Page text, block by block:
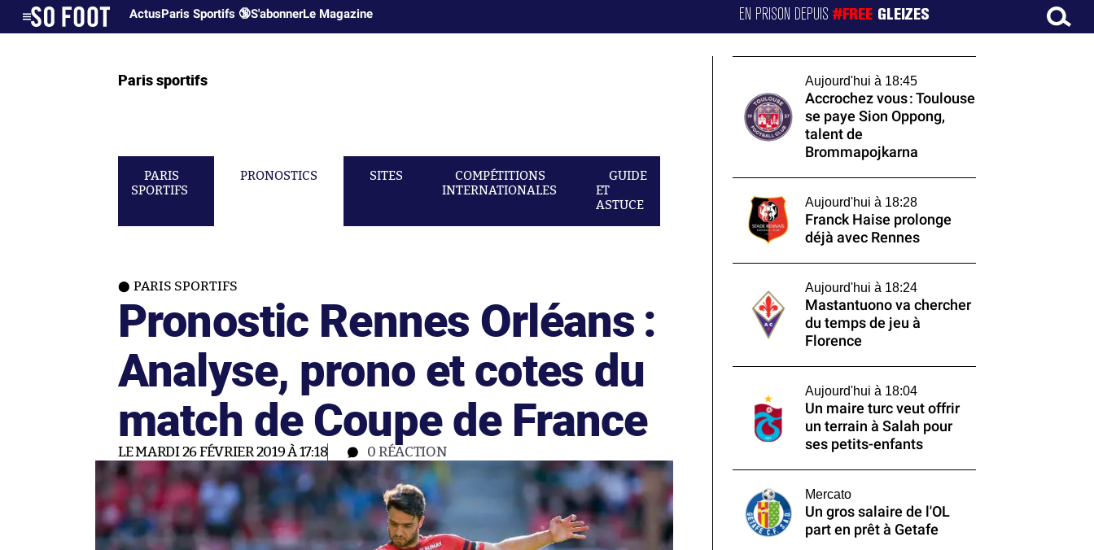
ActusParis Sportifs 🔞S'abonnerLe Magazine EN PRISON DEPUIS#FREE GLEIZES
Paris sportifs
PARIS
SPORTIFS
PRONOSTICS SITES
COMPÉTITIONS
INTERNATIONALES
GUIDE
ET
ASTUCE
PARIS SPORTIFS
Pronostic Rennes Orléans :
Analyse, prono et cotes du
match de Coupe de France
LE MARDI 26 FÉVRIER 2019 À 17:18 0 RÉACTION
Aujourd'hui à 18:45
Accrochez vous : Toulouse
se paye Sion Oppong,
talent de
Brommapojkarna
Aujourd'hui à 18:28
Franck Haise prolonge
déjà avec Rennes
Aujourd'hui à 18:24
Mastantuono va chercher
du temps de jeu à
Florence
Aujourd'hui à 18:04
Un maire turc veut offrir
un terrain à Salah pour
ses petits-enfants
Mercato
Un gros salaire de l'OL
part en prêt à Getafe